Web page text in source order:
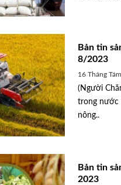
Bản tin
8/2023
16 Tháng
(Người
trong nước
nông..
Bản tin
2023